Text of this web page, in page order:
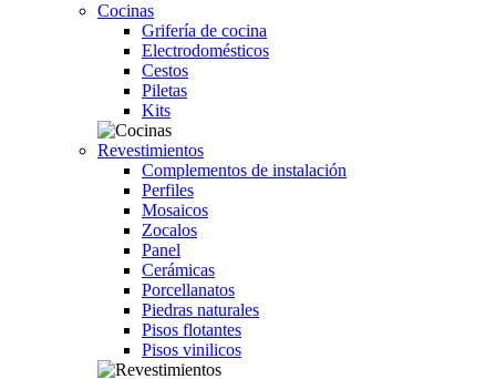
Cocinas
Grifería de cocina
Electrodomésticos
Cestos
Piletas
Kits
Revestimientos
Complementos de instalación
Perfiles
Mosaicos
Zocalos
Panel
Cerámicas
Porcellanatos
Piedras naturales
Pisos flotantes
Pisos vinilicos